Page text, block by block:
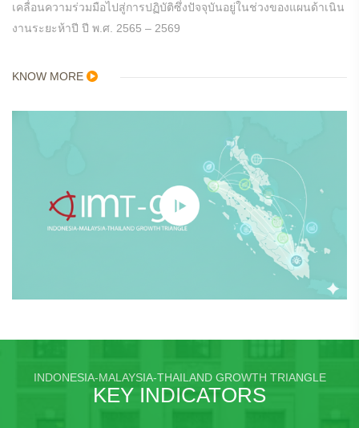
เคลื่อนความร่วมมือไปสู่การปฏิบัติซึ่งปัจจุบันอยู่ในช่วงของแผนด้าเนิน
งานระยะห้าปี ปี พ.ศ. 2565 – 2569
KNOW MORE
INDONESIA-MALAYSIA-THAILAND GROWTH TRIANGLE
KEY INDICATORS